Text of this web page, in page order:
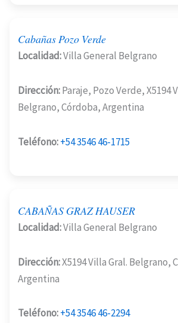
Cabañas Pozo Verde
Localidad:Villa General Belgrano
Dirección:Paraje, Pozo Verde, X5194
Belgrano, Córdoba, Argentina
Teléfono:+54 3546 46-1715
CABAÑAS GRAZ HAUSER
Localidad:Villa General Belgrano
Dirección:X5194 Villa Gral. Belgrano,
Argentina
Teléfono:+54 3546 46-2294